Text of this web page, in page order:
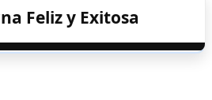
Feliz y Exitosa